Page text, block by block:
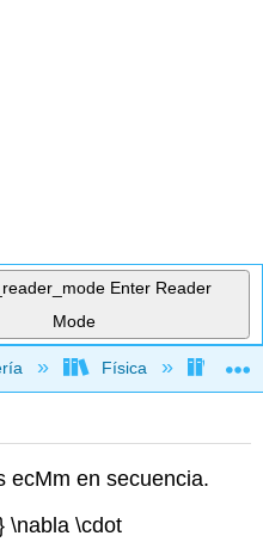
Enter Reader
Mode
global
Física
ecMm en secuencia.
\nabla \cdot